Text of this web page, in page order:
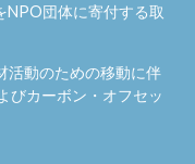
NPO団体に寄付する取
活動のための移動に伴
びカーボン・オフセッ